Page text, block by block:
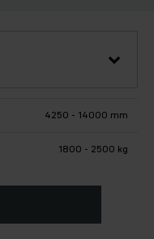
4250 - 14000 mm
1800 - 2500 kg